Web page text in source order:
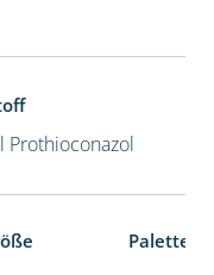
Prothioconazol